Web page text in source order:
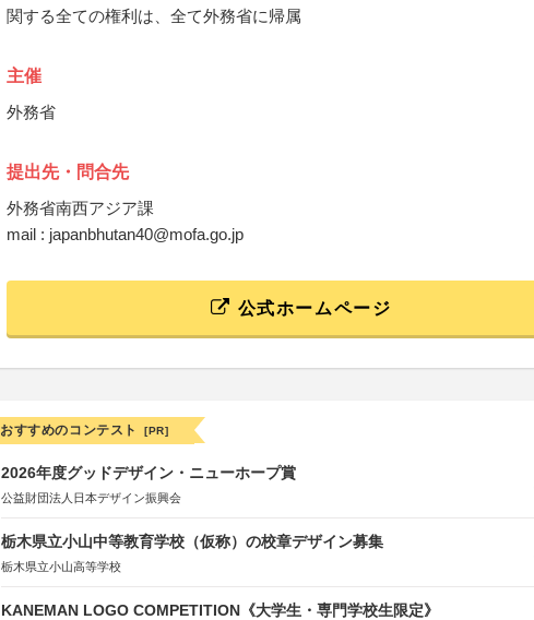
関する全ての権利は、全て外務省に帰属
主催
外務省
提出先・問合先
外務省南西アジア課
mail : japanbhutan40@mofa.go.jp
公式ホームページ
おすすめのコンテスト [PR]
2026年度グッドデザイン・ニューホープ賞
公益財団法人日本デザイン振興会
栃木県立小山中等教育学校（仮称）の校章デザイン募集
栃木県立小山高等学校
KANEMAN LOGO COMPETITION《大学生・専門学校生限定》